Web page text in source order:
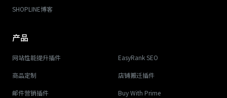
SHOPLINE博客
产品
网站性能提升插件 EasyRank SEO
商品定制 店铺搬迁插件
邮件营销插件 Buy With Prime